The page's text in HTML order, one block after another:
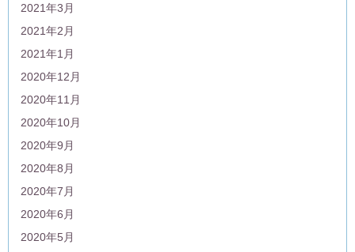
2021年3月
2021年2月
2021年1月
2020年12月
2020年11月
2020年10月
2020年9月
2020年8月
2020年7月
2020年6月
2020年5月